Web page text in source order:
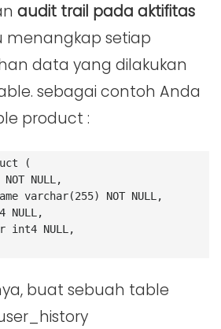
audit trail pada aktifitas
menangkap setiap
data yang dilakukan
sebagai contoh Anda
product :
(
NOT NULL,
varchar(255) NOT NULL,
NULL,
int4 NULL,
buat sebuah table